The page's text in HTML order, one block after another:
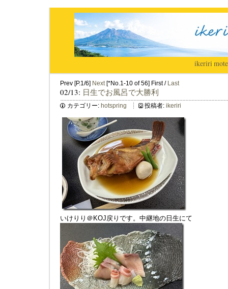
ikeriri|
Prev [P.1/6] Next[*No.1-10 of 56] First / Last
02/13: 日生でお風呂で大勝利
カテゴリー: hotspring 投稿者: ikeriri
いけりり＠KOJ戻りです。中継地の日生にて